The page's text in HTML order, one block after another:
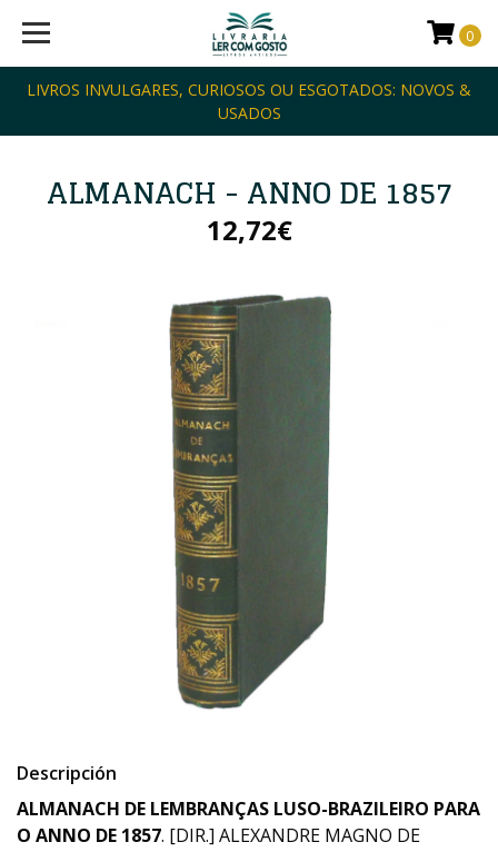
LIVROS INVULGARES, CURIOSOS OU ESGOTADOS: NOVOS &
USADOS
0
ALMANACH - ANNO DE 1857
12,72€
Descripción
ALMANACH DE LEMBRANÇAS LUSO-BRAZILEIRO PARA
O ANNO DE 1857. [DIR.] ALEXANDRE MAGNO DE